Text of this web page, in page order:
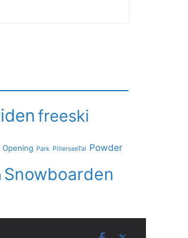
freeski
Opening Park PillerseeTal Powder
Snowboarden